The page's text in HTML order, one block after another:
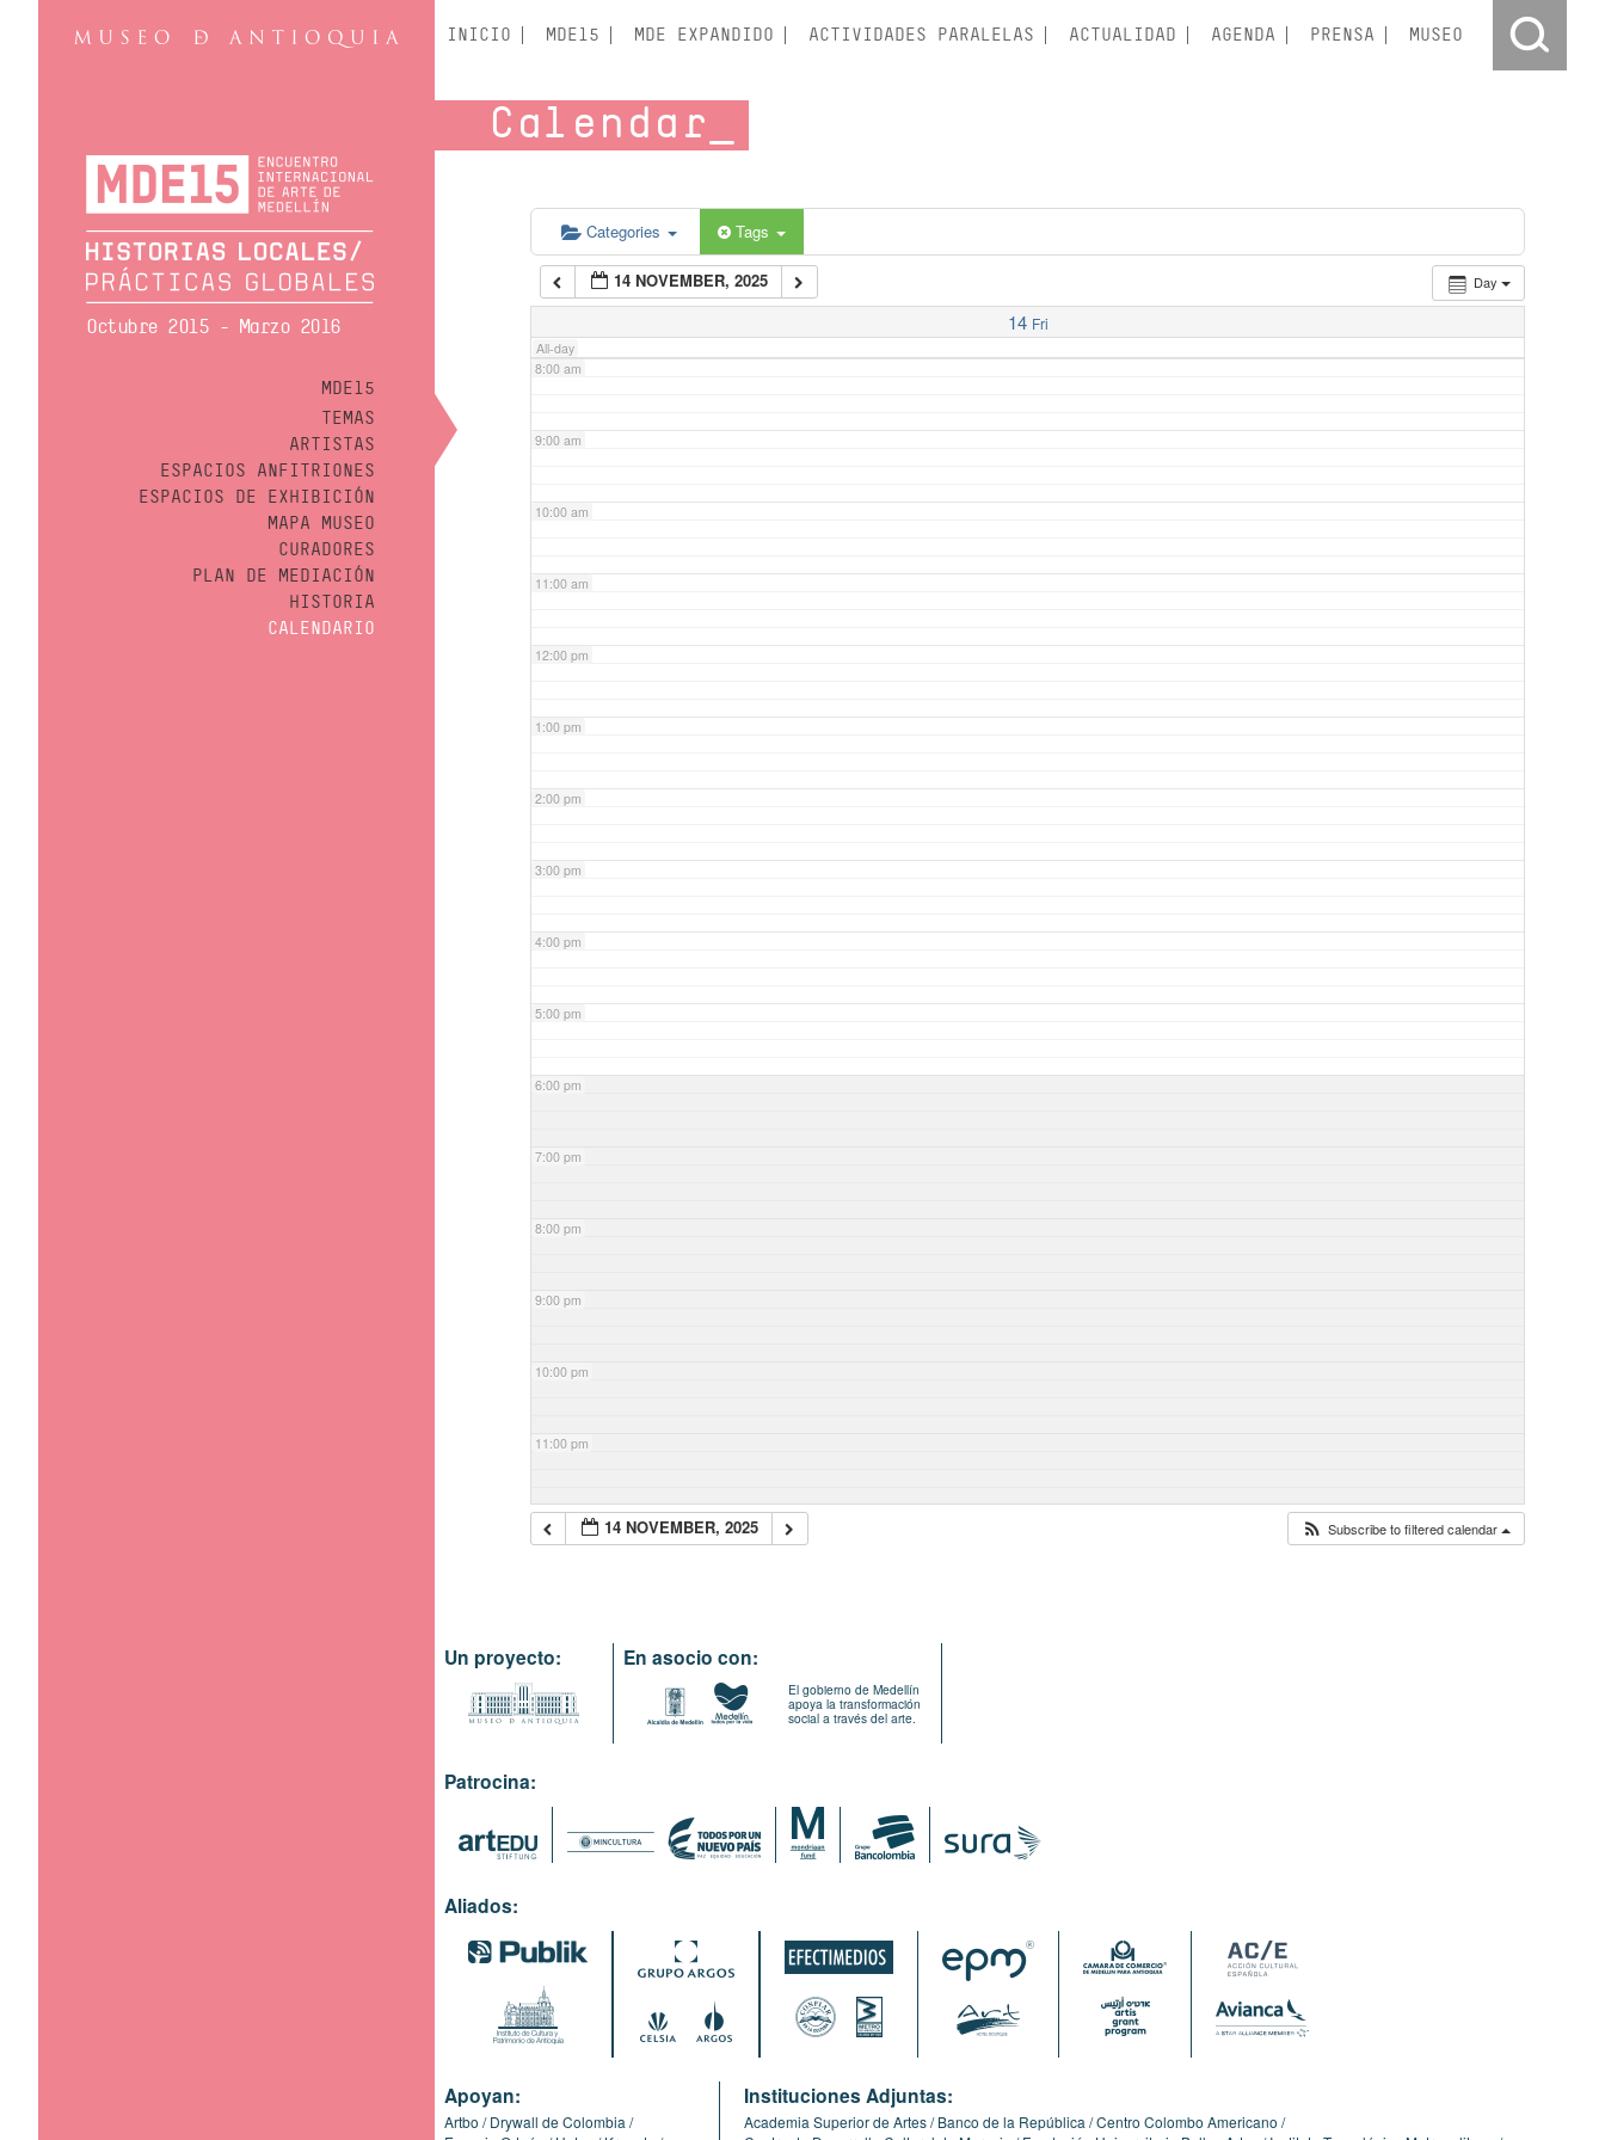
Octubre 2015 - Marzo 2016
MDE15
TEMAS
ARTISTAS
ESPACIOS ANFITRIONES
ESPACIOS DE EXHIBICIÓN
MAPA MUSEO
CURADORES
PLAN DE MEDIACIÓN
HISTORIA
CALENDARIO
INICIO MDE15 MDE EXPANDIDO ACTIVIDADES PARALELAS ACTUALIDAD AGENDA PRENSA MUSEO
Calendar
Categories Tags
Day
14 NOVEMBER, 2025
14 Fri
All-day
5:00 am
6:00 am
7:00 am
8:00 am
9:00 am
10:00 am
11:00 am
12:00 pm
1:00 pm
2:00 pm
3:00 pm
4:00 pm
5:00 pm
6:00 pm
7:00 pm
8:00 pm
9:00 pm
10:00 pm
11:00 pm
14 NOVEMBER, 2025 Subscribe to filtered calendar
Un proyecto: En asocio con:
El gobierno de Medellín
apoya la transformación
social a través del arte.
Patrocina:
Aliados:
Apoyan:
Artbo
Drywall de Colombia
Instituciones Adjuntas:
Academia Superior de Artes Banco de la República Centro Colombo Americano